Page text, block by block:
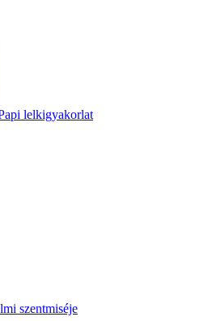
lelkigyakorlat
szentmiséje